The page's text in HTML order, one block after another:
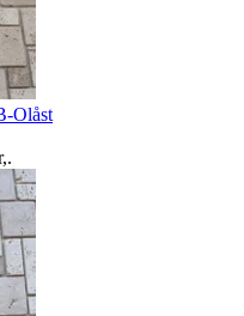
Olåst
,.